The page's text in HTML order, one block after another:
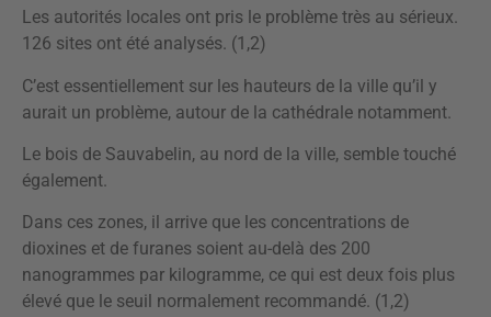
Les autorités locales ont pris le problème très au sérieux.
126 sites ont été analysés. (1,2)
C’est essentiellement sur les hauteurs de la ville qu’il y
aurait un problème, autour de la cathédrale notamment.
Le bois de Sauvabelin, au nord de la ville, semble touché
également.
Dans ces zones, il arrive que les concentrations de
dioxines et de furanes soient au-delà des 200
nanogrammes par kilogramme, ce qui est deux fois plus
élevé que le seuil normalement recommandé. (1,2)